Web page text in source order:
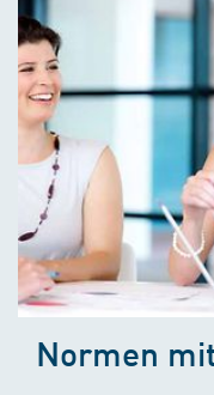
Normen